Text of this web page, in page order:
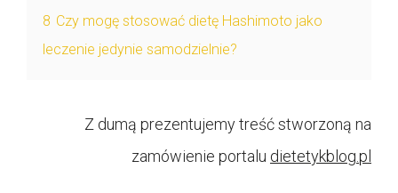
8 Czy mogę stosować dietę Hashimoto jako
leczenie jedynie samodzielnie?
Z dumą prezentujemy treść stworzoną na
zamówienie portalu dietetykblog.pl